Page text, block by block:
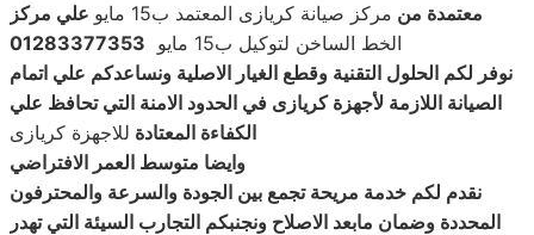
معتمدة من مركز صيانة كريازى المعتمد ب15 مايو
علي مركز
الخط الساخن لتوكيل ب15 مايو
01283377353
نوفر لكم الحلول التقنية وقطع الغيار الاصلية ونساعدكم علي اتمام
الصيانة اللازمة لأجهزة كريازى في الحدود الامنة التي تحافظ علي
الكفاءة المعتادة للاجهزة كريازى
وايضا متوسط العمر الافتراضي
نقدم لكم خدمة مريحة تجمع بين الجودة والسرعة والمحترفون
المحددة وضمان مابعد الاصلاح ونجنبكم التجارب السيئة التي تهدر